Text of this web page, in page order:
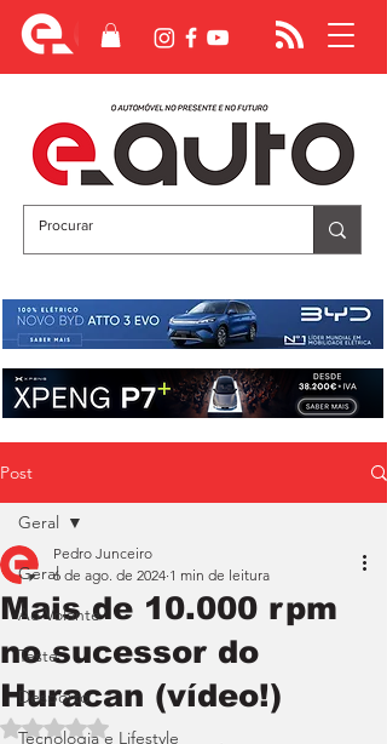
Post
Geral
Ao Volante
Teste
Desporto
Tecnologia e Lifestyle
Geral
Mais de 10.000 rpm
no sucessor do
Huracan (vídeo!)
Pedro Junceiro
6 de ago. de 2024 1 min de leitura
Avaliado com NaN de 5 estrelas.